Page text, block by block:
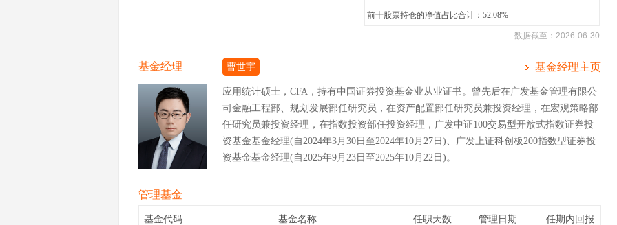
前十股票持仓的净值占比合计：52.08%
数据截至： 2026-06-30
基金经理 曹世宇 基金经理主页
应用统计硕士，CFA，持有中国证券投资基金业从业证书。曾先后在广发基金管理有限公
司金融工程部、规划发展部任研究员，在资产配置部任研究员兼投资经理，在宏观策略部
任研究员兼投资经理，在指数投资部任投资经理，广发中证100交易型开放式指数证券投
资基金基金经理(自2024年3月30日至2024年10月27日)、广发上证科创板200指数型证券投
资基金基金经理(自2025年9月23日至2025年10月22日)。
管理基金
基金代码 基金名称 任职天数 管理日期 任期内回报